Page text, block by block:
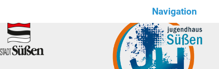
Navigation
Wir für euch
NEWS